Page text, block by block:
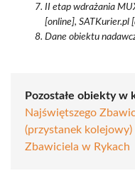
II etap wdrażania
[online],
Dane obiektu
Pozostałe obiekty
Najświętszego
(przystanek kolejowy)
Zbawiciela w Rykach